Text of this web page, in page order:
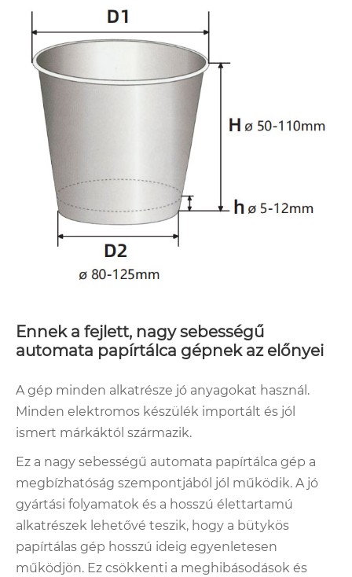
Ennek a fejlett, nagy sebességű
automata papírtálca gépnek az előnyei
A gép minden alkatrésze jó anyagokat használ.
Minden elektromos készülék importált és jól
ismert márkáktól származik.
Ez a nagy sebességű automata papírtálca gép a
megbízhatóság szempontjából jól működik. A jó
gyártási folyamatok és a hosszú élettartamú
alkatrészek lehetővé teszik, hogy a bütykös
papírtálas gép hosszú ideig egyenletesen
működjön. Ez csökkenti a meghibásodások és